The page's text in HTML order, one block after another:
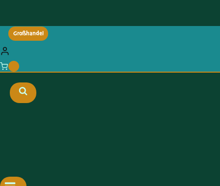
Großhandel